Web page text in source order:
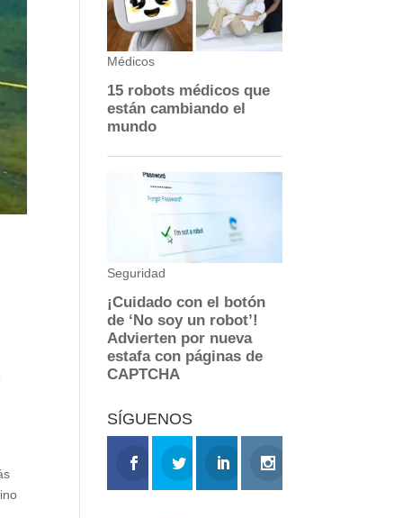
SÍGUENOS